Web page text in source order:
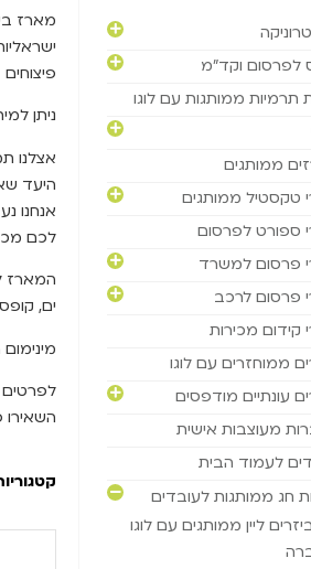
לפרסום וקד"מ
תרמיות ממותגות עם לוגו
ממותגים
טקסטיל ממותגים
ספורט לפרסום
פרסום למשרד
פרסום לרכב
קידום מכירות
ממוחזרים עם לוגו
עונתיים מודפסים
מעוצבות אישית
לעמוד הבית
חג ממותגות לעובדים
ליין ממותגים עם לוגו
מארז
ניתן
אצלנו
היעד
אנחנו
לכם
המארז
ים,
מינימום